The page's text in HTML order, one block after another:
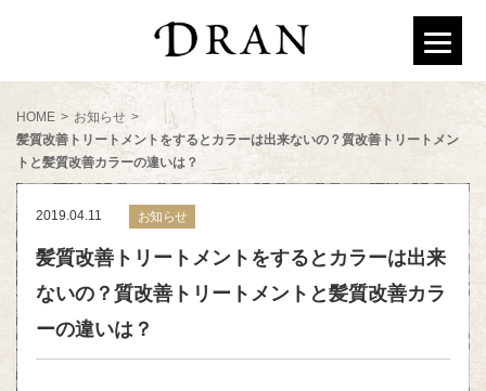
HOME > お知らせ >
髪質改善トリートメントをするとカラーは出来ないの？質改善トリートメン
トと髪質改善カラーの違いは？
2019.04.11 お知らせ
髪質改善トリートメントをするとカラーは出来
ないの？質改善トリートメントと髪質改善カラ
ーの違いは？